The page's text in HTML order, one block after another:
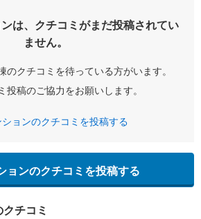
は、クチコミがまだ投稿されてい
ません。
のクチコミを待っている方がいます。
投稿のご協力をお願いします。
ョンのクチコミを投稿する
ョンのクチコミを投稿する
チコミ